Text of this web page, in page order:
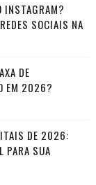
INSTAGRAM?
SOCIAIS NA
DE
EM 2026?
DE 2026:
PARA SUA